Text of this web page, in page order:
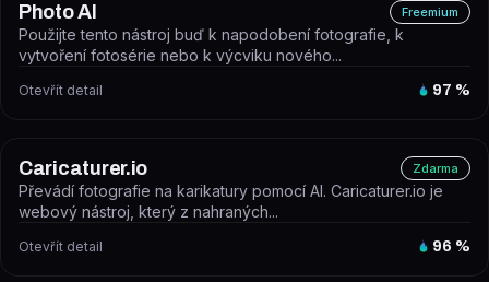
Photo AI Freemium
Použijte tento nástroj buď k napodobení fotografie, k
vytvoření fotosérie nebo k výcviku nového...
Otevřít detail 97 %
Caricaturer.io Zdarma
Převádí fotografie na karikatury pomocí AI. Caricaturer.io je
webový nástroj, který z nahraných...
Otevřít detail 96 %